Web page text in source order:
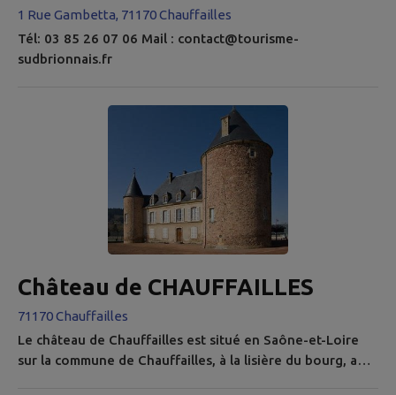
1 Rue Gambetta, 71170 Chauffailles
Tél: 03 85 26 07 06 Mail : contact@tourisme-
sudbrionnais.fr
Château de CHAUFFAILLES
71170 Chauffailles
Le château de Chauffailles est situé en Saône-et-Loire
sur la commune de Chauffailles, à la lisière du bourg, au